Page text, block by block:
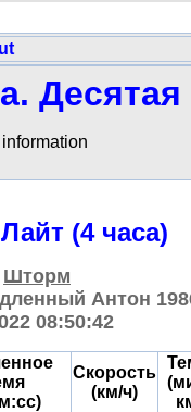
Десятая
(4 часа)
Шторм
Антон
08:50:42
Скорость
(км/ч)